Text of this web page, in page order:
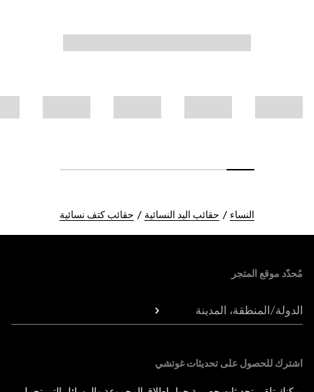
النساء حقائب اليد النسائية حقائب كتف نسائية
مُحدّد موقع المتجر
الدولة/المنطقة، المدينة
اشترك للحصول على تحديثات غوتشي